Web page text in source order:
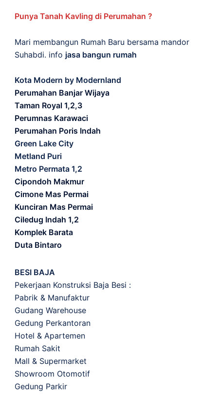
Punya Tanah Kavling di Perumahan ?
Mari membangun Rumah Baru bersama mandor
Suhabdi. info jasa bangun rumah
Kota Modern by Modernland
Perumahan Banjar Wijaya
Taman Royal 1,2,3
Perumnas Karawaci
Perumahan Poris Indah
Green Lake City
Metland Puri
Metro Permata 1,2
Cipondoh Makmur
Cimone Mas Permai
Kunciran Mas Permai
Ciledug Indah 1,2
Komplek Barata
Duta Bintaro
BESI BAJA
Pekerjaan Konstruksi Baja Besi :
Pabrik & Manufaktur
Gudang Warehouse
Gedung Perkantoran
Hotel & Apartemen
Rumah Sakit
Mall & Supermarket
Showroom Otomotif
Gedung Parkir